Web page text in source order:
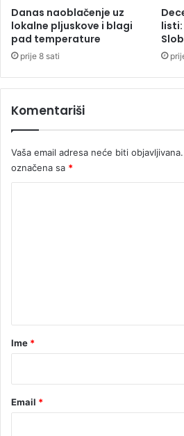
g
l
a
s
s
o
l
i
o
s
t
o
Danas naoblačenje uz
lokalne pljuskove i blagi
pad temperature
prije 8 sati
listi:
Komentariši
Vaša email adresa neće biti objavljivana.
označena sa *
rIme *
Email *